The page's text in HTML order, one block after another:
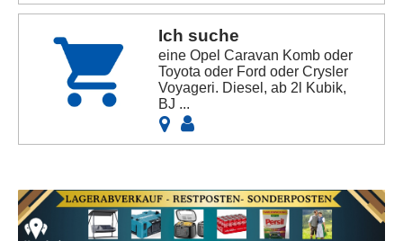
Ich suche
eine Opel Caravan Komb oder
Toyota oder Ford oder Crysler
Voyageri. Diesel, ab 2l Kubik,
BJ ...